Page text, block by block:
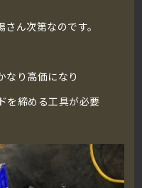
ん次第なのです。
なり高価になり
を締める工具が必要